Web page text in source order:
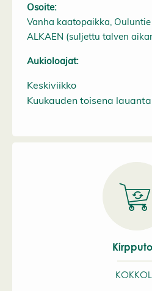
Osoite:
Vanha kaatopaikka,
ALKAEN (suljettu talven
Aukioloajat:
Keskiviikko
Kuukauden toisena